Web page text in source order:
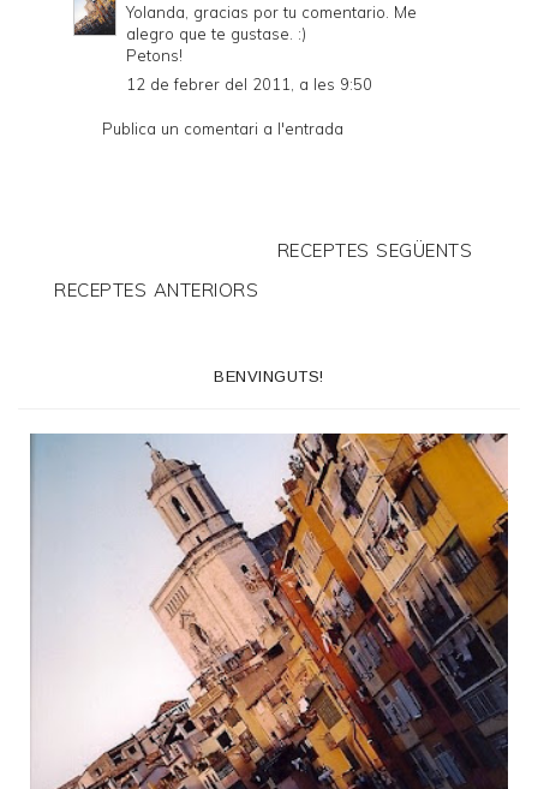
Yolanda, gracias por tu comentario. Me
alegro que te gustase. :)
Petons!
12 de febrer del 2011, a les 9:50
Publica un comentari a l'entrada
RECEPTES SEGÜENTS
RECEPTES ANTERIORS
BENVINGUTS!